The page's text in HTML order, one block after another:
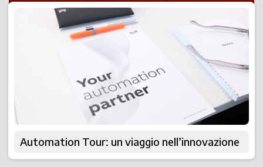
Automation Tour: un viaggio nell’innovazione